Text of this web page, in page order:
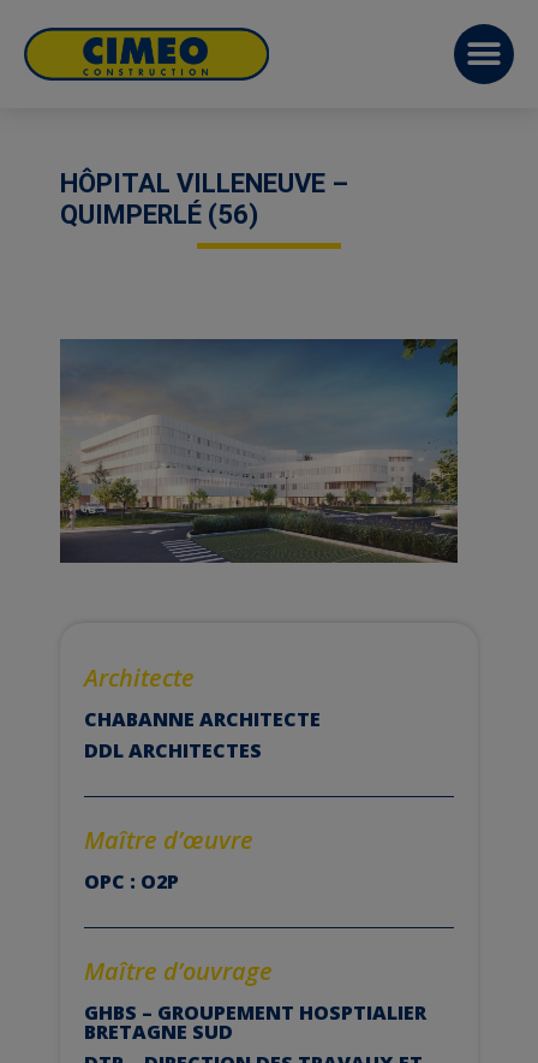
HÔPITAL VILLENEUVE –
QUIMPERLÉ (56)
Architecte
CHABANNE ARCHITECTE
DDL ARCHITECTES
Maître d’œuvre
OPC : O2P
Maître d’ouvrage
GHBS – GROUPEMENT HOSPTIALIER
BRETAGNE SUD